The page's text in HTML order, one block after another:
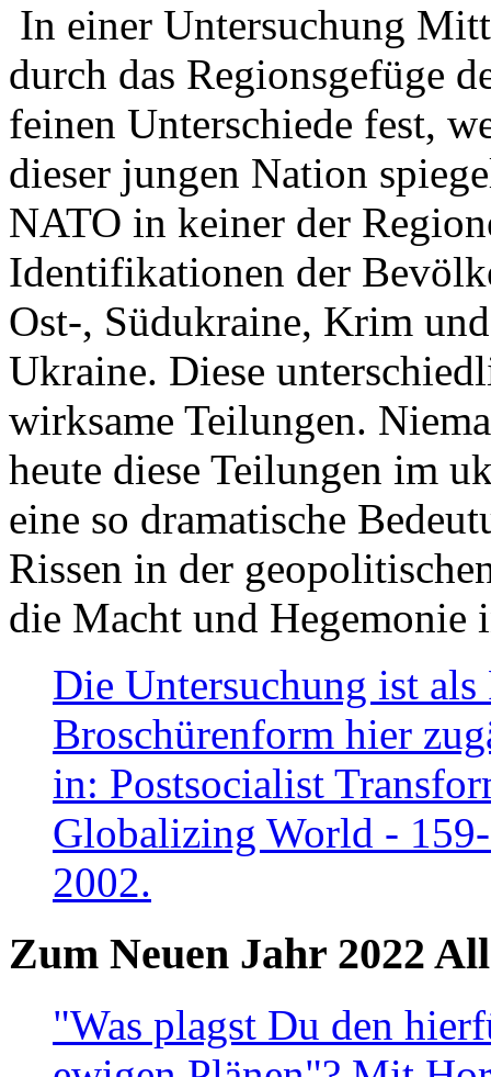
In einer Untersuchung
durch das Regionsgefüge
feinen Unterschiede fest,
dieser jungen Nation
NATO in keiner der
Identifikationen der
Ost-, Südukraine, Krim
Ukraine. Diese
wirksame Teilungen.
heute diese Teilungen im
eine so dramatische
Rissen in der
die Macht und Hegemonie
Die Untersuchung ist
Broschürenform hier
in: Postsocialist
Globalizing World -
2002.
Zum Neuen Jahr 2022
"Was plagst Du den